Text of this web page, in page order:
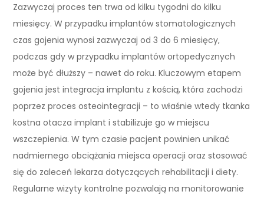
Zazwyczaj proces ten trwa od kilku tygodni do kilku
miesięcy. W przypadku implantów stomatologicznych
czas gojenia wynosi zazwyczaj od 3 do 6 miesięcy,
podczas gdy w przypadku implantów ortopedycznych
może być dłuższy – nawet do roku. Kluczowym etapem
gojenia jest integracja implantu z kością, która zachodzi
poprzez proces osteointegracji – to właśnie wtedy tkanka
kostna otacza implant i stabilizuje go w miejscu
wszczepienia. W tym czasie pacjent powinien unikać
nadmiernego obciążania miejsca operacji oraz stosować
się do zaleceń lekarza dotyczących rehabilitacji i diety.
Regularne wizyty kontrolne pozwalają na monitorowanie